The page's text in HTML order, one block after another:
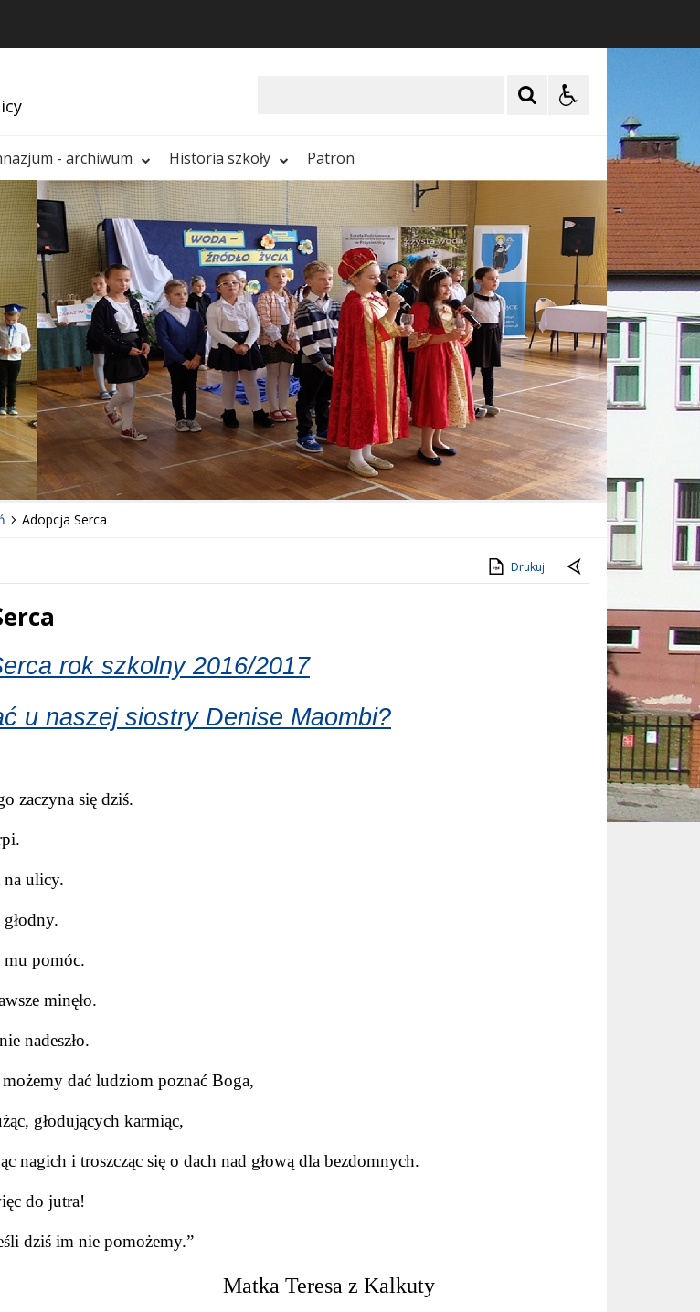
- archiwum Historia szkoły Patron
Adopcja Serca
Drukuj
rok szkolny 2016/2017
u naszej siostry Denise Maombi?
zaczyna się dziś.
na ulicy.
pomóc.
minęło.
nadeszło.
dać ludziom poznać Boga,
głodujących karmiąc,
nagich i troszcząc się o dach nad głową dla bezdomnych.
do jutra!
dziś im nie pomożemy.”
Matka Teresa z Kalkuty